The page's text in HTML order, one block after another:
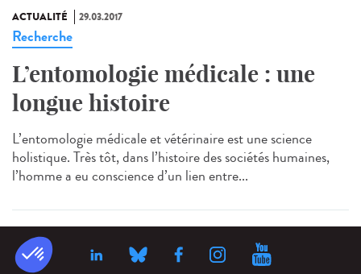
ACTUALITÉ 29.03.2017
Recherche
L’entomologie médicale : une
longue histoire
L’entomologie médicale et vétérinaire est une science
holistique. Très tôt, dans l’histoire des sociétés humaines,
l’homme a eu conscience d’un lien entre...